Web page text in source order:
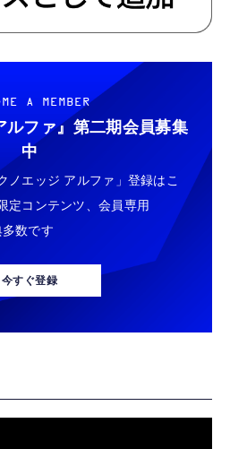
A MEMBER
ルファ』 第二期会員募集
中
ノエッジ アルファ」登録はこ
定コンテンツ、会員専用
数です
今すぐ登録